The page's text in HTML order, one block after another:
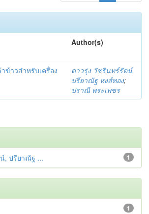
Author(s)
ข้าวสำหรับเครื่อง
ดาวรุ่ง วัชรินทร์รัตน์,
ปรียาณัฐ หงส์ทอง;
ปราณี พระเพชร
1
, ปรียาณัฐ ...
1